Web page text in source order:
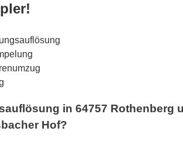
in 64757 Rothenberg
Hof?